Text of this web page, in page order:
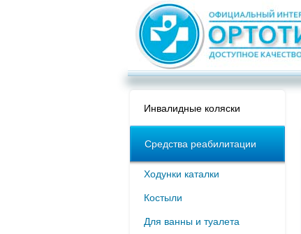
Инвалидные коляски
Средства реабилитации
Ходунки каталки
Костыли
Для ванны и туалета